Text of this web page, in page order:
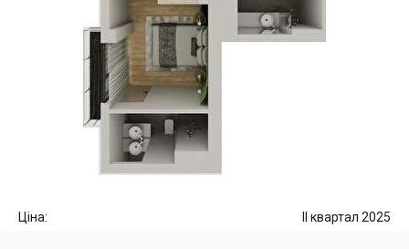
Ціна: II квартал 2025